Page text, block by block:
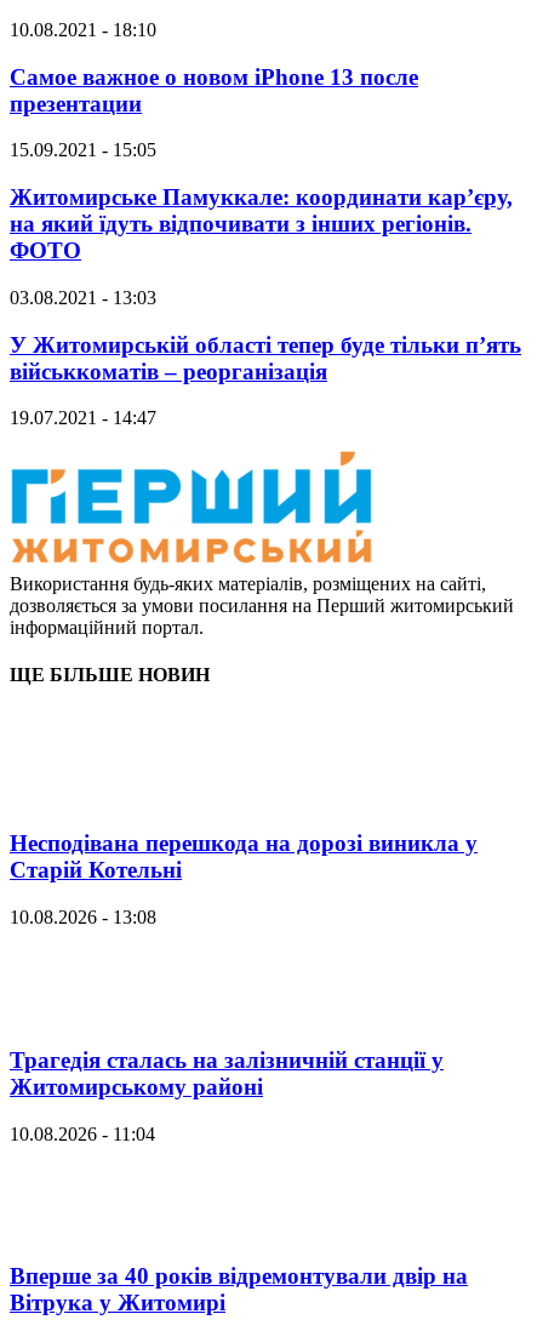
10.08.2021 - 18:10
Самое важное о новом iPhone 13 после
презентации
15.09.2021 - 15:05
Житомирське Памуккале: координати кар’єру,
на який їдуть відпочивати з інших регіонів.
ФОТО
03.08.2021 - 13:03
У Житомирській області тепер буде тільки п’ять
військкоматів – реорганізація
19.07.2021 - 14:47
Використання будь-яких матеріалів, розміщених на сайті,
дозволяється за умови посилання на Перший житомирський
інформаційний портал.
ЩЕ БІЛЬШЕ НОВИН
Несподівана перешкода на дорозі виникла у
Старій Котельні
10.08.2026 - 13:08
Трагедія сталась на залізничній станції у
Житомирському районі
10.08.2026 - 11:04
Вперше за 40 років відремонтували двір на
Вітрука у Житомирі